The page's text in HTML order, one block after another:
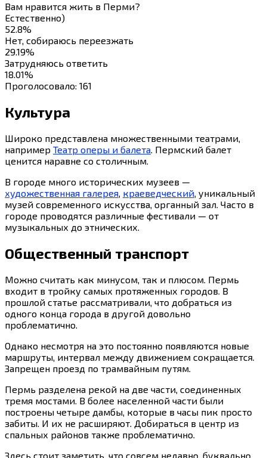
Вам нравится жить в Перми?
Естественно)
52.8%
Нет, собираюсь переезжать
29.19%
Затрудняюсь ответить
18.01%
Проголосовало: 161
Культура
Широко представлена множественными театрами,
например Театр оперы и балета. Пермский балет
ценится наравне со столичным.
В городе много исторических музеев —
художественная галерея, краеведческий, уникальный
музей современного искусства, органный зал. Часто в
городе проводятся различные фестивали — от
музыкальных до этнических.
Общественный транспорт
Можно считать как минусом, так и плюсом. Пермь
входит в тройку самых протяженных городов. В
прошлой статье рассматривали, что добраться из
одного конца города в другой довольно
проблематично.
Однако несмотря на это постоянно появляются новые
маршруты, интервал между движением сокращается.
Запрещен проезд по трамвайным путям.
Пермь разделена рекой на две части, соединенных
тремя мостами. В более населенной части были
построены четыре дамбы, которые в часы пик просто
забиты. И их не расширяют. Добираться в центр из
спальных районов также проблематично.
Здесь стоит заметить, что совсем недавно, буквально